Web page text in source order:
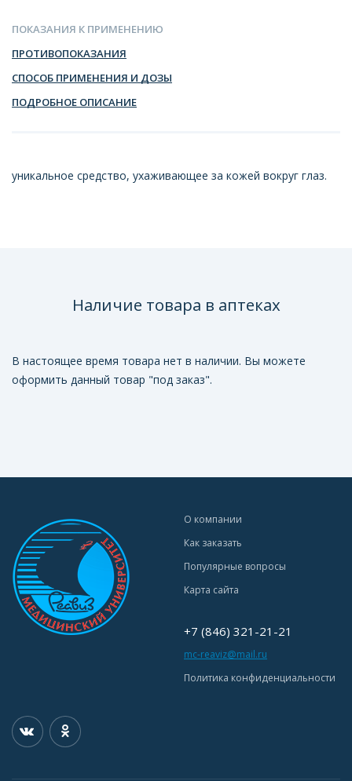
ПОКАЗАНИЯ К ПРИМЕНЕНИЮ
ПРОТИВОПОКАЗАНИЯ
СПОСОБ ПРИМЕНЕНИЯ И ДОЗЫ
ПОДРОБНОЕ ОПИСАНИЕ
уникальное средство, ухаживающее за кожей вокруг глаз.
Наличие товара в аптеках
В настоящее время товара нет в наличии. Вы можете
оформить данный товар "под заказ".
О компании
Как заказать
Популярные вопросы
Карта сайта
+7 (846) 321-21-21
mc-reaviz@mail.ru
Политика конфиденциальности